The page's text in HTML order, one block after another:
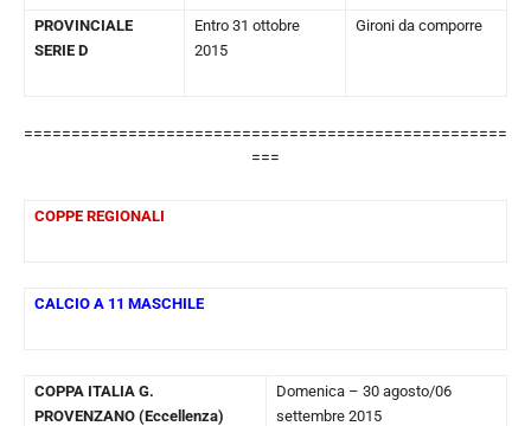
PROVINCIALE
SERIE D
Entro 31 ottobre
2015
Gironi da comporre
===================================================
===
COPPE REGIONALI
CALCIO A 11 MASCHILE
COPPA ITALIA G.
PROVENZANO (Eccellenza)
Domenica – 30 agosto/06
settembre 2015